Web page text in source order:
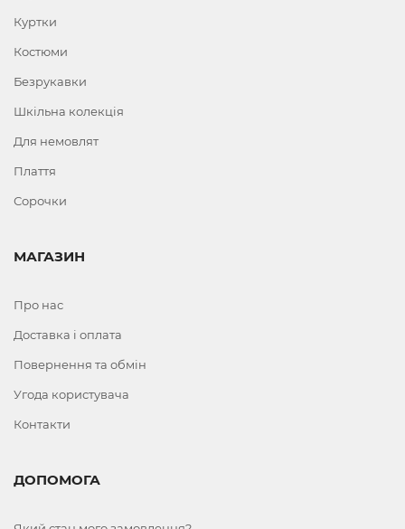
Куртки
Костюми
Безрукавки
Шкільна колекція
Для немовлят
Плаття
Сорочки
МАГАЗИН
Про нас
Доставка і оплата
Повернення та обмін
Угода користувача
Контакти
ДОПОМОГА